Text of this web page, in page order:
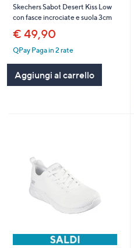
Skechers Sabot Desert Kiss Low
con fasce incrociate e suola 3cm
€ 49,90
QPay Paga in 2 rate
Aggiungi al carrello